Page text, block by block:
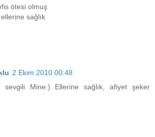
ötesi olmuş
sağlık
2 Ekim 2010 00:48
sevgili Mine:) Ellerine sağlık, afiyet şeker